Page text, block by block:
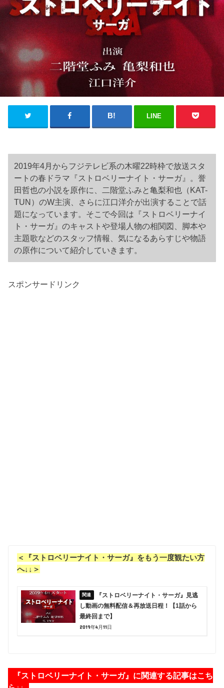
LINE
2019年4月からフジテレビ系の木曜22時枠で放送スタ
ートの春ドラマ『ストロベリーナイト・サーガ』。誉
田哲也の小説を原作に、二階堂ふみと亀梨和也（KAT-
TUN）のW主演、さらに江口洋介が出演することで話
題になっています。そこで今回は『ストロベリーナイ
ト・サーガ』のキャストや登場人物の相関図、脚本や
主題歌などのスタッフ情報、気になるあらすじや物語
の原作について紹介していきます。
スポンサードリンク
＜『ストロベリーナイト・サーガ』をもう一度観たい方
へ↓↓＞
『ストロベリーナイト・サーガ』見逃
し動画の無料配信＆再放送日程！【1話から
最終回まで】
2019年4月11日
『ストロベリーナイト・サーガ』に関連する記事はこち